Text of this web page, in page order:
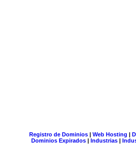
Registro de Dominios| Web Hosting |
Dominios Expirados | Industrias |